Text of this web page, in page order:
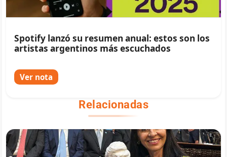
Spotify lanzó su resumen anual: estos son los
artistas argentinos más escuchados
Ver nota
Relacionadas